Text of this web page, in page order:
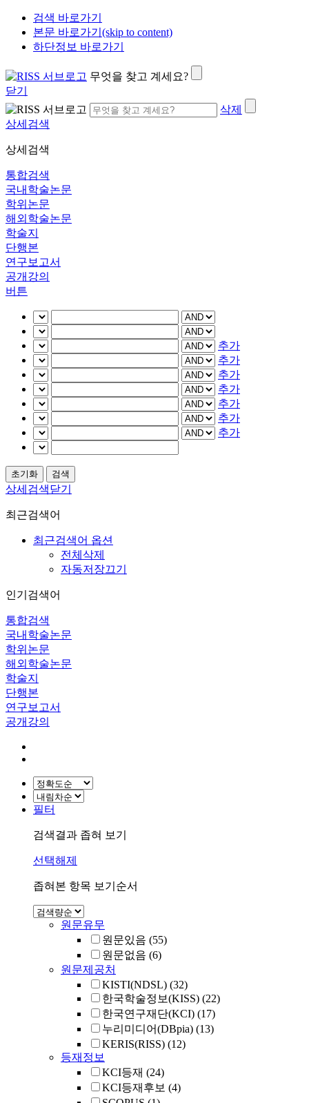
검색 바로가기
본문 바로가기(skip to content)
하단정보 바로가기
무엇을 찾고 계세요?
닫기
삭제
상세검색
상세검색
통합검색
국내학술논문
학위논문
해외학술논문
학술지
단행본
연구보고서
공개강의
버튼
추가
추가
추가
추가
추가
추가
추가
상세검색닫기
최근검색어
최근검색어 옵션
전체삭제
자동저장끄기
인기검색어
통합검색
국내학술논문
학위논문
해외학술논문
학술지
단행본
연구보고서
공개강의
필터
검색결과 좁혀 보기
선택해제
좁혀본 항목 보기순서
원문유무
원문있음 (55)
원문없음 (6)
원문제공처
KISTI(NDSL) (32)
한국학술정보(KISS) (22)
한국연구재단(KCI) (17)
누리미디어(DBpia) (13)
KERIS(RISS) (12)
등재정보
KCI등재 (24)
KCI등재후보 (4)